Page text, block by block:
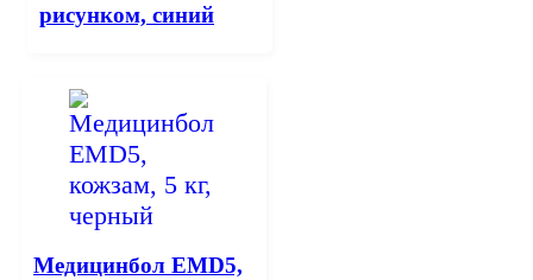
рисунком, синий
Медицинбол EMD5,